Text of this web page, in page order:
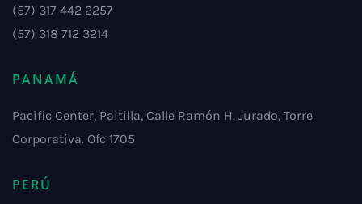
(57) 317 442 2257
(57) 318 712 3214
PANAMÁ
Pacific Center, Paitilla, Calle Ramón H. Jurado, Torre
Corporativa. Ofc 1705
PERÚ